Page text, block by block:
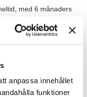
anpassa innehållet
funktioner
med 6 månaders
viss möjlighet till